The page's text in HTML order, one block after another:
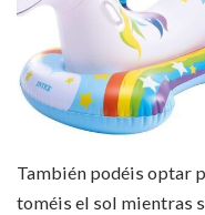
También podéis optar
toméis el sol mientras